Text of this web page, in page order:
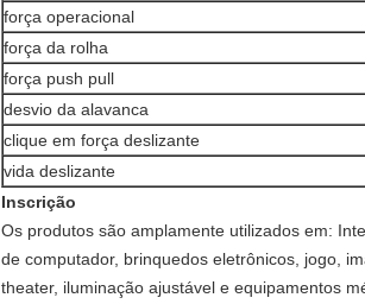
força operacional
força da rolha
força push pull
desvio da alavanca
clique em força deslizante
vida deslizante
Inscrição
Os produtos são amplamente utilizados em:
de computador, brinquedos eletrônicos, jogo,
theater, iluminação ajustável e equipamentos